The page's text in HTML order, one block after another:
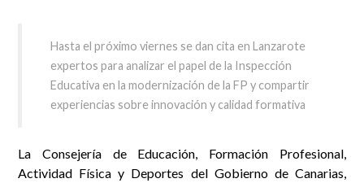
Hasta el próximo viernes se dan cita en Lanzarote
expertos para analizar el papel de la Inspección
Educativa en la modernización de la FP y compartir
experiencias sobre innovación y calidad formativa
La Consejería de Educación, Formación Profesional,
Actividad Física y Deportes del Gobierno de Canarias,